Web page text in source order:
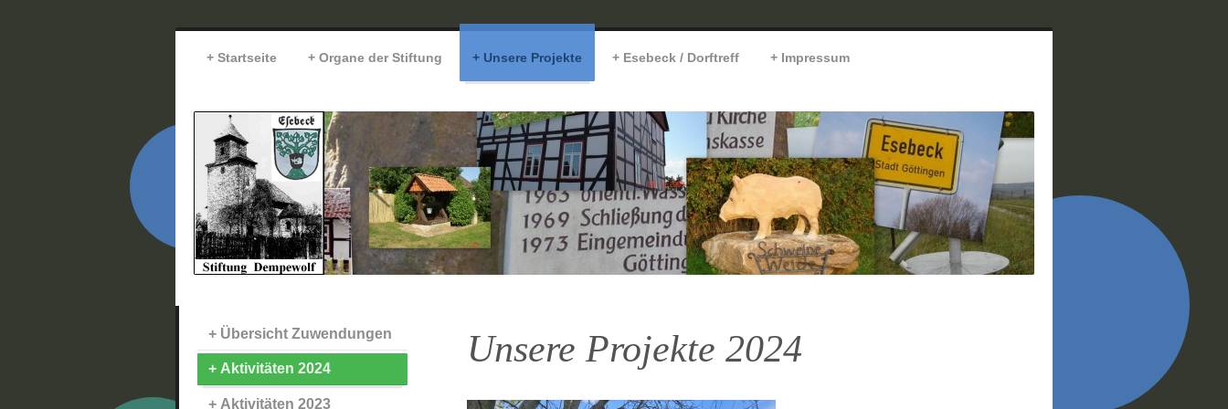
Startseite Organe der Stiftung Unsere Projekte Esebeck / Dorftreff Impressum
Unsere Projekte 2024
Übersicht Zuwendungen
Aktivitäten 2024
Aktivitäten 2023